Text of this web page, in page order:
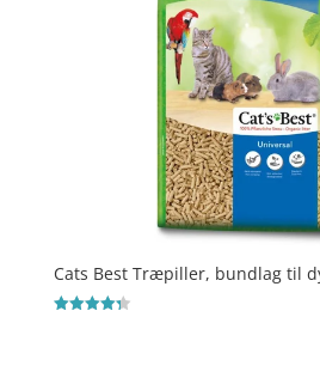
Cats Best Træpiller, bundlag til